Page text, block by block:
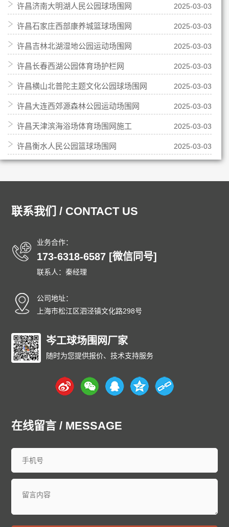
许昌济南大明湖人民公园球场围网 2025-03-03
许昌石家庄西部康养城篮球场围网 2025-03-03
许昌吉林北湖湿地公园运动场围网 2025-03-03
许昌长春西湖公园体育场护栏网 2025-03-03
许昌横山北普陀主题文化公园球场围网 2025-03-03
许昌大连西郊源森林公园运动场围网 2025-03-03
许昌天津滨海浴场体育场围网施工 2025-03-03
许昌衡水人民公园篮球场围网 2025-03-03
联系我们 / CONTACT US
业务合作：
173-6318-6587 [微信同号]
联系人：秦经理
公司地址：
上海市松江区泗泾镇文化路298号
岑工球场围网厂家
随时为您提供报价、技术支持服务
在线留言 / MESSAGE